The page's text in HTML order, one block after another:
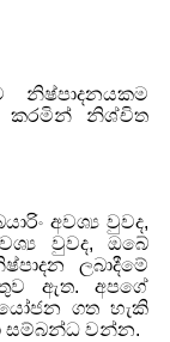
කරමින් නිශ්චිත
අවශ්‍ය වුවද,
වුවද, ඔබේ
ලබාදීමේ
ඇත. අපගේ
ගත හැකි
සම්බන්ධ වන්න.